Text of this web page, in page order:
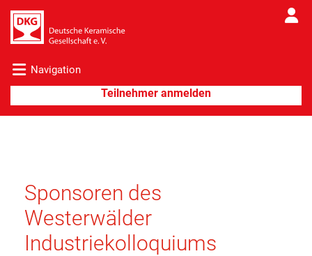
Navigation
Sponsoren des
Westerwälder
Industriekolloquiums